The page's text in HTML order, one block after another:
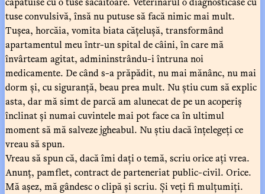
tuse convulsivă, însă nu putuse să facă nimic mai mult.
Tușea, horcăia, vomita biata cățelușă, transformând
apartamentul meu într-un spital de câini, în care mă
învârteam agitat, admininstrându-i întruna noi
medicamente. De când s-a prăpădit, nu mai mănânc, nu mai
dorm și, cu siguranță, beau prea mult. Nu știu cum să explic
asta, dar mă simt de parcă am alunecat de pe un acoperiș
înclinat și numai cuvintele mai pot face ca în ultimul
moment să mă salveze jgheabul. Nu știu dacă înțelegeți ce
vreau să spun.
Vreau să spun că, dacă îmi dați o temă, scriu orice ați vrea.
Anunț, pamflet, contract de parteneriat public-civil. Orice.
Mă așez, mă gândesc o clipă și scriu. Și veți fi mulțumiți.